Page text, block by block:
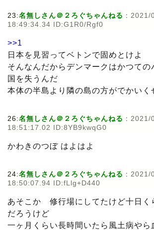
23:名無しさん＠２ろぐちゃんねる : 2021/
18:49:34.34 ID:G1R0/Rgf0
>>1
日本を見習ってベトンで固めとけよ
そんなんだからデンマークはかつての
国を失うんだ
本体の半島より隣の島の方がでかいく
26:名無しさん＠２ろぐちゃんねる : 2021/
18:51:17.02 ID:8YB9kwqG0
かわきのつぼ はよはよ
24:名無しさん＠２ろぐちゃんねる : 2021/
18:50:07.94 ID:fLlg+D440
あそこか 修行場にしてたけど十日く
だろうけど
一ヶ月くらい長時間いたら風土病やら